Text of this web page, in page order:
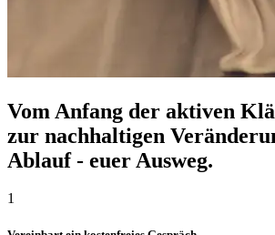
Vom Anfang der aktiven
zur nachhaltigen
Ablauf - euer Ausweg.
1